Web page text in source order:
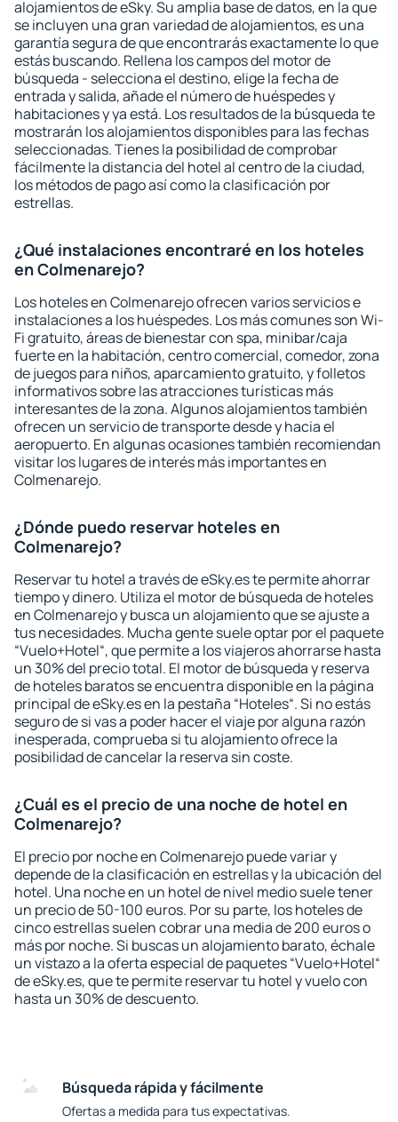
alojamientos de eSky. Su amplia base de datos, en la que
se incluyen una gran variedad de alojamientos, es una
garantía segura de que encontrarás exactamente lo que
estás buscando. Rellena los campos del motor de
búsqueda - selecciona el destino, elige la fecha de
entrada y salida, añade el número de huéspedes y
habitaciones y ya está. Los resultados de la búsqueda te
mostrarán los alojamientos disponibles para las fechas
seleccionadas. Tienes la posibilidad de comprobar
fácilmente la distancia del hotel al centro de la ciudad,
los métodos de pago así como la clasificación por
estrellas.
¿Qué instalaciones encontraré en los hoteles
en Colmenarejo?
Los hoteles en Colmenarejo ofrecen varios servicios e
instalaciones a los huéspedes. Los más comunes son Wi-
Fi gratuito, áreas de bienestar con spa, minibar/caja
fuerte en la habitación, centro comercial, comedor, zona
de juegos para niños, aparcamiento gratuito, y folletos
informativos sobre las atracciones turísticas más
interesantes de la zona. Algunos alojamientos también
ofrecen un servicio de transporte desde y hacia el
aeropuerto. En algunas ocasiones también recomiendan
visitar los lugares de interés más importantes en
Colmenarejo.
¿Dónde puedo reservar hoteles en
Colmenarejo?
Reservar tu hotel a través de eSky.es te permite ahorrar
tiempo y dinero. Utiliza el motor de búsqueda de hoteles
en Colmenarejo y busca un alojamiento que se ajuste a
tus necesidades. Mucha gente suele optar por el paquete
“Vuelo+Hotel“, que permite a los viajeros ahorrarse hasta
un 30% del precio total. El motor de búsqueda y reserva
de hoteles baratos se encuentra disponible en la página
principal de eSky.es en la pestaña “Hoteles“. Si no estás
seguro de si vas a poder hacer el viaje por alguna razón
inesperada, comprueba si tu alojamiento ofrece la
posibilidad de cancelar la reserva sin coste.
¿Cuál es el precio de una noche de hotel en
Colmenarejo?
El precio por noche en Colmenarejo puede variar y
depende de la clasificación en estrellas y la ubicación del
hotel. Una noche en un hotel de nivel medio suele tener
un precio de 50-100 euros. Por su parte, los hoteles de
cinco estrellas suelen cobrar una media de 200 euros o
más por noche. Si buscas un alojamiento barato, échale
un vistazo a la oferta especial de paquetes “Vuelo+Hotel“
de eSky.es, que te permite reservar tu hotel y vuelo con
hasta un 30% de descuento.
Búsqueda rápida y fácilmente
Ofertas a medida para tus expectativas.